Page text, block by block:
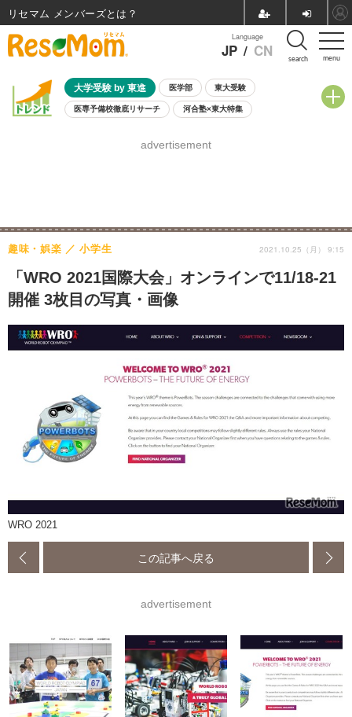
menu
Language
JP / CN search
大学受験 by 東進 医学部 東大受験
医専予備校徹底リサーチ 河合塾×東大特集
8月開催学校説明会・相談会
advertisement
「WRO 2021国際大会」オンラインで11/18-21
開催 3枚目の写真・画像
趣味・娯楽 小学生 2021.10.25（月） 9:15
WRO 2021
この記事へ戻る
advertisement
リセマム メンバーズ